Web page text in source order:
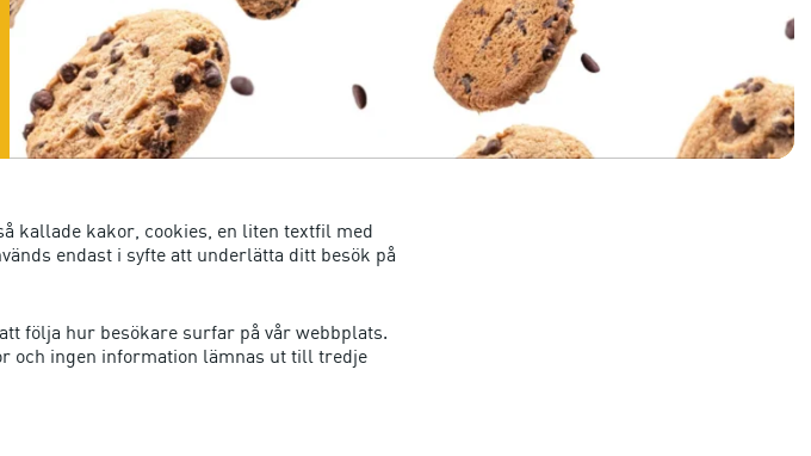
kallade kakor, cookies, en liten textfil med
endast i syfte att underlätta ditt besök på
följa hur besökare surfar på vår webbplats.
och ingen information lämnas ut till tredje